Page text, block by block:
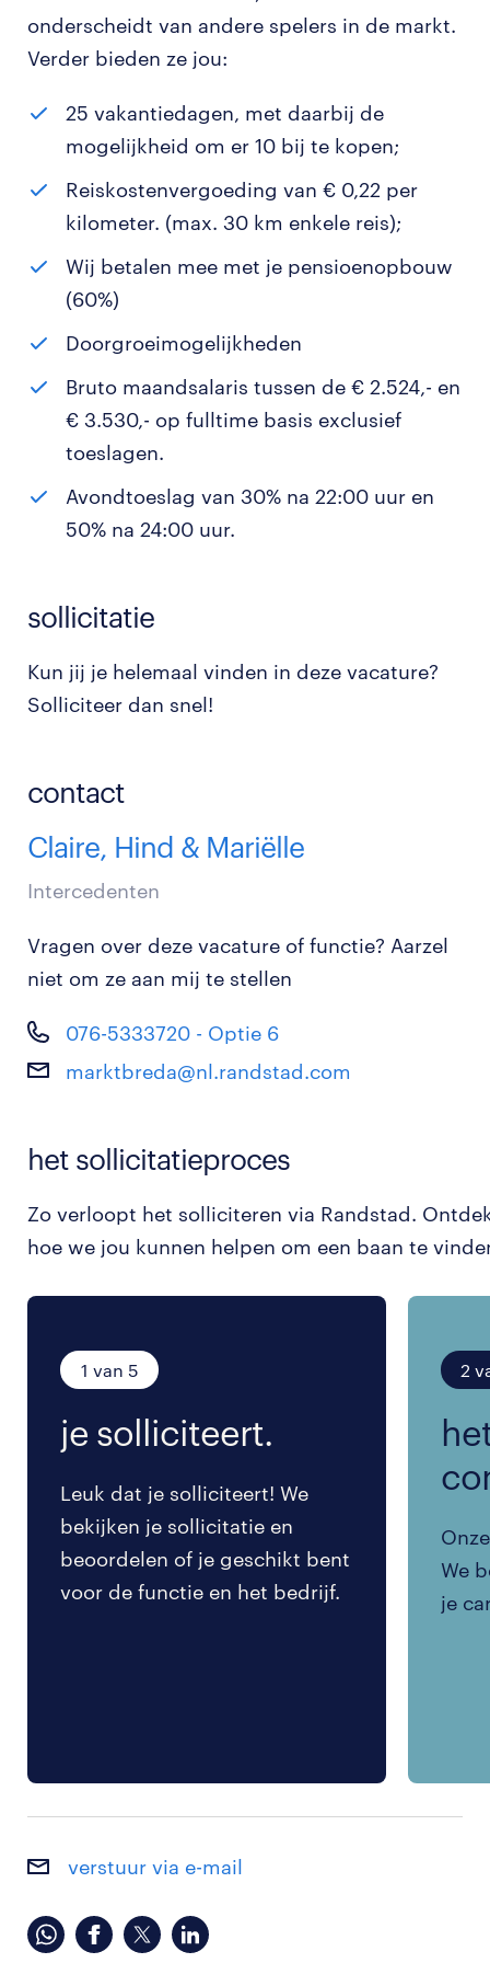
onderscheidt van andere spelers in de markt.
Verder bieden ze jou:
25 vakantiedagen, met daarbij de
mogelijkheid om er 10 bij te kopen;
Reiskostenvergoeding van € 0,22 per
kilometer. (max. 30 km enkele reis);
Wij betalen mee met je pensioenopbouw
(60%)
Doorgroeimogelijkheden
Bruto maandsalaris tussen de € 2.524,- en
€ 3.530,- op fulltime basis exclusief
toeslagen.
Avondtoeslag van 30% na 22:00 uur en
50% na 24:00 uur.
sollicitatie
Kun jij je helemaal vinden in deze vacature?
Solliciteer dan snel!
contact
Claire, Hind & Mariëlle
Intercedenten
Vragen over deze vacature of functie? Aarzel
niet om ze aan mij te stellen
076-5333720 - Optie 6
marktbreda@nl.randstad.com
het sollicitatieproces
Zo verloopt het solliciteren via Randstad.
hoe we jou kunnen helpen om een baan te
1 van 5
je solliciteert.
Leuk dat je solliciteert! We
bekijken je sollicitatie en
beoordelen of je geschikt bent
voor de functie en het bedrijf.
2
We
je
verstuur via e-mail